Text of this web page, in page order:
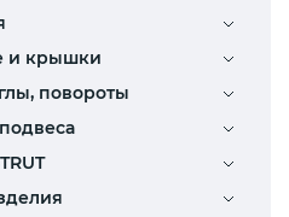
и крышки
повороты